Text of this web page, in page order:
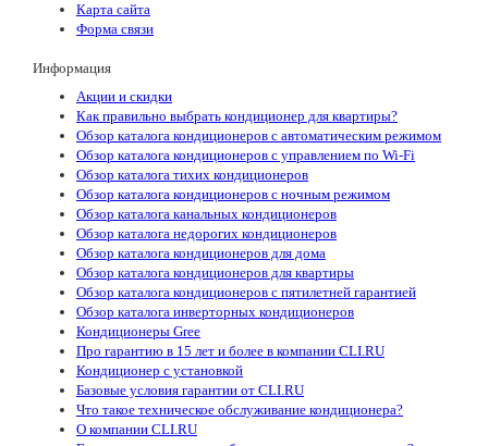
Карта сайта
Форма связи
Информация
Акции и скидки
Как правильно выбрать кондиционер для квартиры?
Обзор каталога кондиционеров с автоматическим режимом
Обзор каталога кондиционеров с управлением по Wi-Fi
Обзор каталога тихих кондиционеров
Обзор каталога кондиционеров с ночным режимом
Обзор каталога канальных кондиционеров
Обзор каталога недорогих кондиционеров
Обзор каталога кондиционеров для дома
Обзор каталога кондиционеров для квартиры
Обзор каталога кондиционеров с пятилетней гарантией
Обзор каталога инверторных кондиционеров
Кондиционеры Gree
Про гарантию в 15 лет и более в компании CLI.RU
Кондиционер с установкой
Базовые условия гарантии от CLI.RU
Что такое техническое обслуживание кондиционера?
О компании CLI.RU